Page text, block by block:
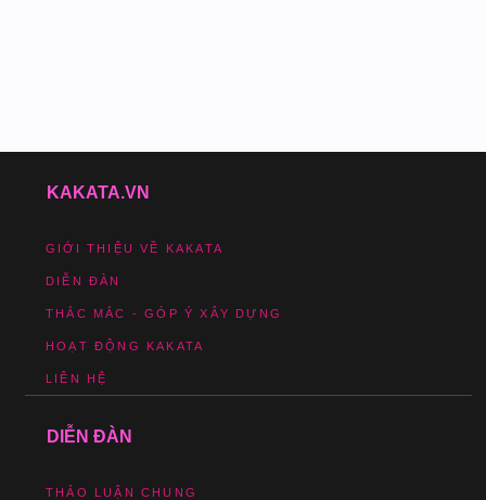
KAKATA.VN
GIỚI THIỆU VỀ KAKATA
DIỄN ĐÀN
THẮC MẮC - GÓP Ý XÂY DỰNG
HOẠT ĐỘNG KAKATA
LIÊN HỆ
DIỄN ĐÀN
THẢO LUẬN CHUNG